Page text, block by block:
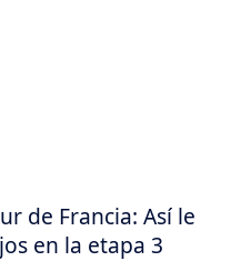
de Francia: Así le
en la etapa 3